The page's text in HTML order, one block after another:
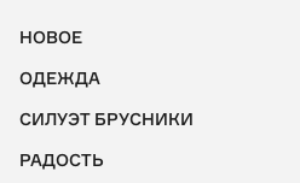
НОВОЕ
ОДЕЖДА
СИЛУЭТ БРУСНИКИ
РАДОСТЬ